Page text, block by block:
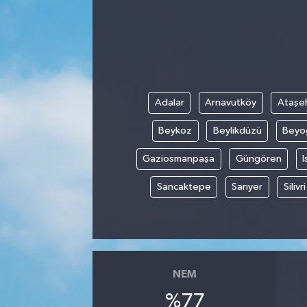
Adalar Arnavutköy
Beykoz Beylikdüzü
Gaziosmanpaşa Güngören
Sancaktepe Sarıyer Silivri
NEM
%77